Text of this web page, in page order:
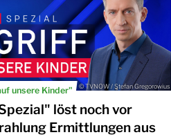
unsere Kinder" © TVNOW / Stefan Gregorowius
löst noch vor
Ermittlungen aus